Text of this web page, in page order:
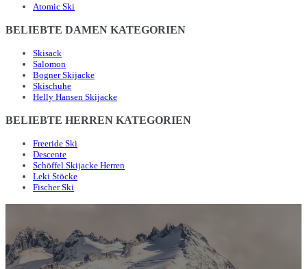
Atomic Ski
BELIEBTE DAMEN KATEGORIEN
Skisack
Salomon
Bogner Skijacke
Skischuhe
Helly Hansen Skijacke
BELIEBTE HERREN KATEGORIEN
Freeride Ski
Descente
Schöffel Skijacke Herren
Leki Stöcke
Fischer Ski